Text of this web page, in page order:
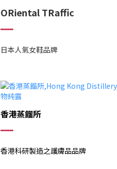
ORiental TRaffic
日本人氣女鞋品牌
香港蒸餾所
香港科研製造之護膚品品牌